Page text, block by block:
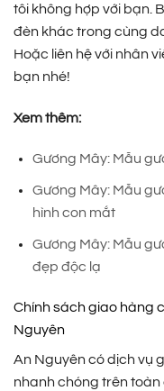
tôi không hợp với bạn.
đèn khác trong cùng
Hoặc liên hệ với nhân
bạn nhé!
Xem thêm:
Gương Mây: Mẫu
Gương Mây: Mẫu
hình con mắt
Gương Mây: Mẫu
đẹp độc lạ
Chính sách giao hàng
Nguyên
An Nguyên có dịch vụ
nhanh chóng trên